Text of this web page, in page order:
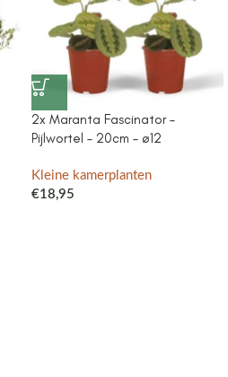
2x Maranta Fascinator –
Pijlwortel – 20cm – ø12
Kleine kamerplanten
€18,95